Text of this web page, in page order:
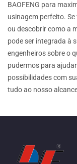
BAOFENG para
usinagem perfeito.
ou descobrir como a
pode ser integrada à
engenheiros sobre o
pudermos para
possibilidades com
tudo ao nosso